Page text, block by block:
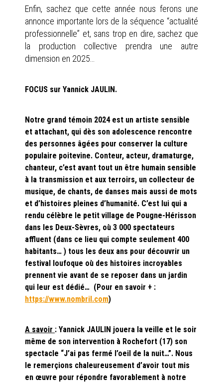
Enfin, sachez que cette année nous ferons une
annonce importante lors de la séquence “actualité
professionnelle” et, sans trop en dire, sachez que
la production collective prendra une autre
dimension en 2025…
FOCUS sur Yannick JAULIN.
Notre grand témoin 2024 est un artiste sensible
et attachant, qui dès son adolescence rencontre
des personnes âgées pour conserver la culture
populaire poitevine. Conteur, acteur, dramaturge,
chanteur, c’est avant tout un être humain sensible
à la transmission et aux terroirs, un collecteur de
musique, de chants, de danses mais aussi de mots
et d’histoires pleines d’humanité. C’est lui qui a
rendu célèbre le petit village de Pougne-Hérisson
dans les Deux-Sèvres, où 3 000 spectateurs
affluent (dans ce lieu qui compte seulement 400
habitants… ) tous les deux ans pour découvrir un
festival loufoque où des histoires incroyables
prennent vie avant de se reposer dans un jardin
qui leur est dédié… (Pour en savoir + :
https://www.nombril.com)
A savoir : Yannick JAULIN jouera la veille et le soir
même de son intervention à Rochefort (17) son
spectacle “J’ai pas fermé l’oeil de la nuit…”. Nous
le remerçions chaleureusement d’avoir tout mis
en œuvre pour répondre favorablement à notre